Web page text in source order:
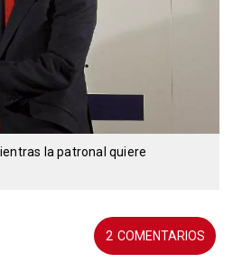
la patronal quiere
2